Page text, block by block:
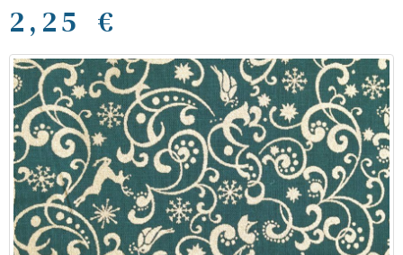
2,25 €